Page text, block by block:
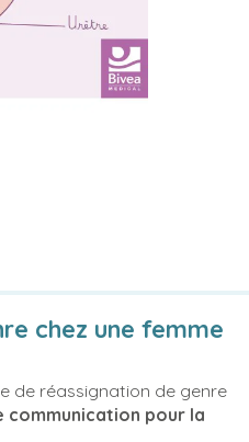
chez une femme
de réassignation de genre
communication pour la